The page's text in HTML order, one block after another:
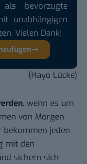
bevorzugte
unabhängigen
Vielen Dank!
(Hayo Lücke)
, wenn es um
von Morgen
bekommen jeden
mit den
sichern sich